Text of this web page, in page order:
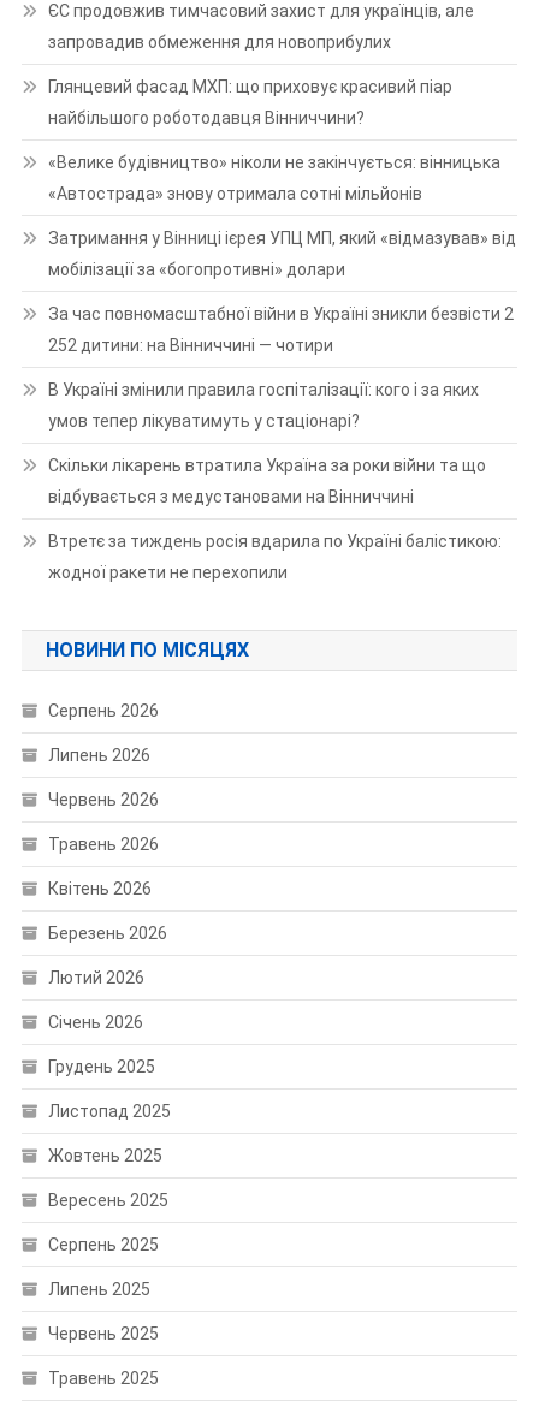
ЄС продовжив тимчасовий захист для українців, але
запровадив обмеження для новоприбулих
Глянцевий фасад МХП: що приховує красивий піар
найбільшого роботодавця Вінниччини?
«Велике будівництво» ніколи не закінчується: вінницька
«Автострада» знову отримала сотні мільйонів
Затримання у Вінниці ієрея УПЦ МП, який «відмазував» від
мобілізації за «богопротивні» долари
За час повномасштабної війни в Україні зникли безвісти 2
252 дитини: на Вінниччині — чотири
В Україні змінили правила госпіталізації: кого і за яких
умов тепер лікуватимуть у стаціонарі?
Скільки лікарень втратила Україна за роки війни та що
відбувається з медустановами на Вінниччині
Втретє за тиждень росія вдарила по Україні балістикою:
жодної ракети не перехопили
НОВИНИ ПО МІСЯЦЯХ
Серпень 2026
Липень 2026
Червень 2026
Травень 2026
Квітень 2026
Березень 2026
Лютий 2026
Січень 2026
Грудень 2025
Листопад 2025
Жовтень 2025
Вересень 2025
Серпень 2025
Липень 2025
Червень 2025
Травень 2025